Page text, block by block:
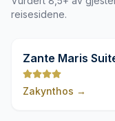
reisesidene.
Zante Maris
Zakynthos →